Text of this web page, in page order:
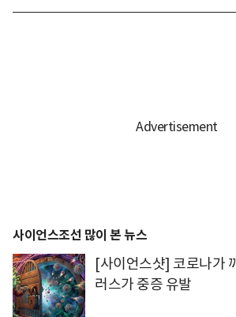
사이언스조선 많이 본 뉴스
[사이언스샷] 코로나가
러스가 중증 유발